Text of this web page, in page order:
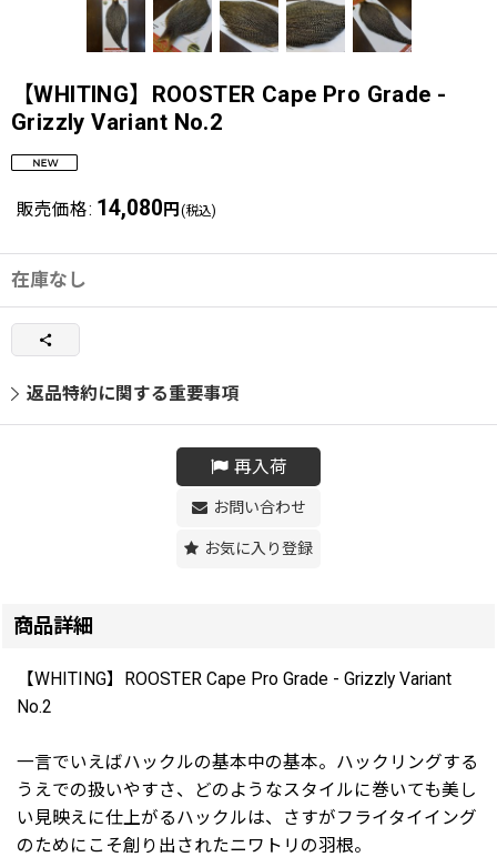
【WHITING】ROOSTER Cape Pro Grade -
Grizzly Variant No.2
販売価格: 14,080 円 (税込)
在庫なし
返品特約に関する重要事項
再入荷
お問い合わせ
お気に入り登録
商品詳細
【WHITING】ROOSTER Cape Pro Grade - Grizzly Variant
No.2
一言でいえばハックルの基本中の基本。ハックリングする
うえでの扱いやすさ、どのようなスタイルに巻いても美し
い見映えに仕上がるハックルは、さすがフライタイイング
のためにこそ創り出されたニワトリの羽根。